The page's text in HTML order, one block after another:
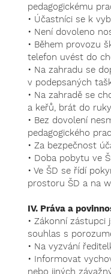
pedagogickému
• Účastníci se k
• Není dovoleno
• Během provozu
telefon uvést do
• Na zahradu se
v podepsaných
• Na zahradě se
a keřů, brát do
• Bez dovolení
pedagogického
• Za bezpečnost
• Doba pobytu ve
• Ve ŠD se řídí
prostoru ŠD a na
IV. Práva a
• Zákonní
souhlas s
• Na vyzvání
• Informovat
nebo jiných